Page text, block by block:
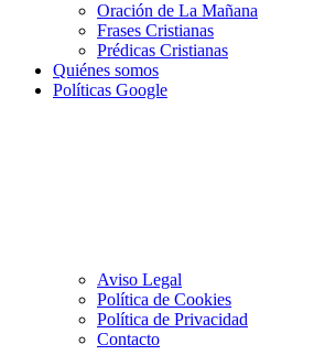
Oración de La Mañana
Frases Cristianas
Prédicas Cristianas
Quiénes somos
Políticas Google
Aviso Legal
Política de Cookies
Política de Privacidad
Contacto